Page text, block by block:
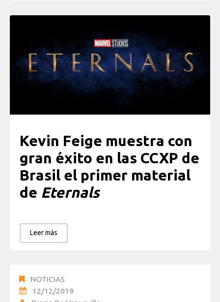
Kevin Feige muestra con
gran éxito en las CCXP de
Brasil el primer material
de Eternals
Leer más
NOTICIAS
12/12/2019